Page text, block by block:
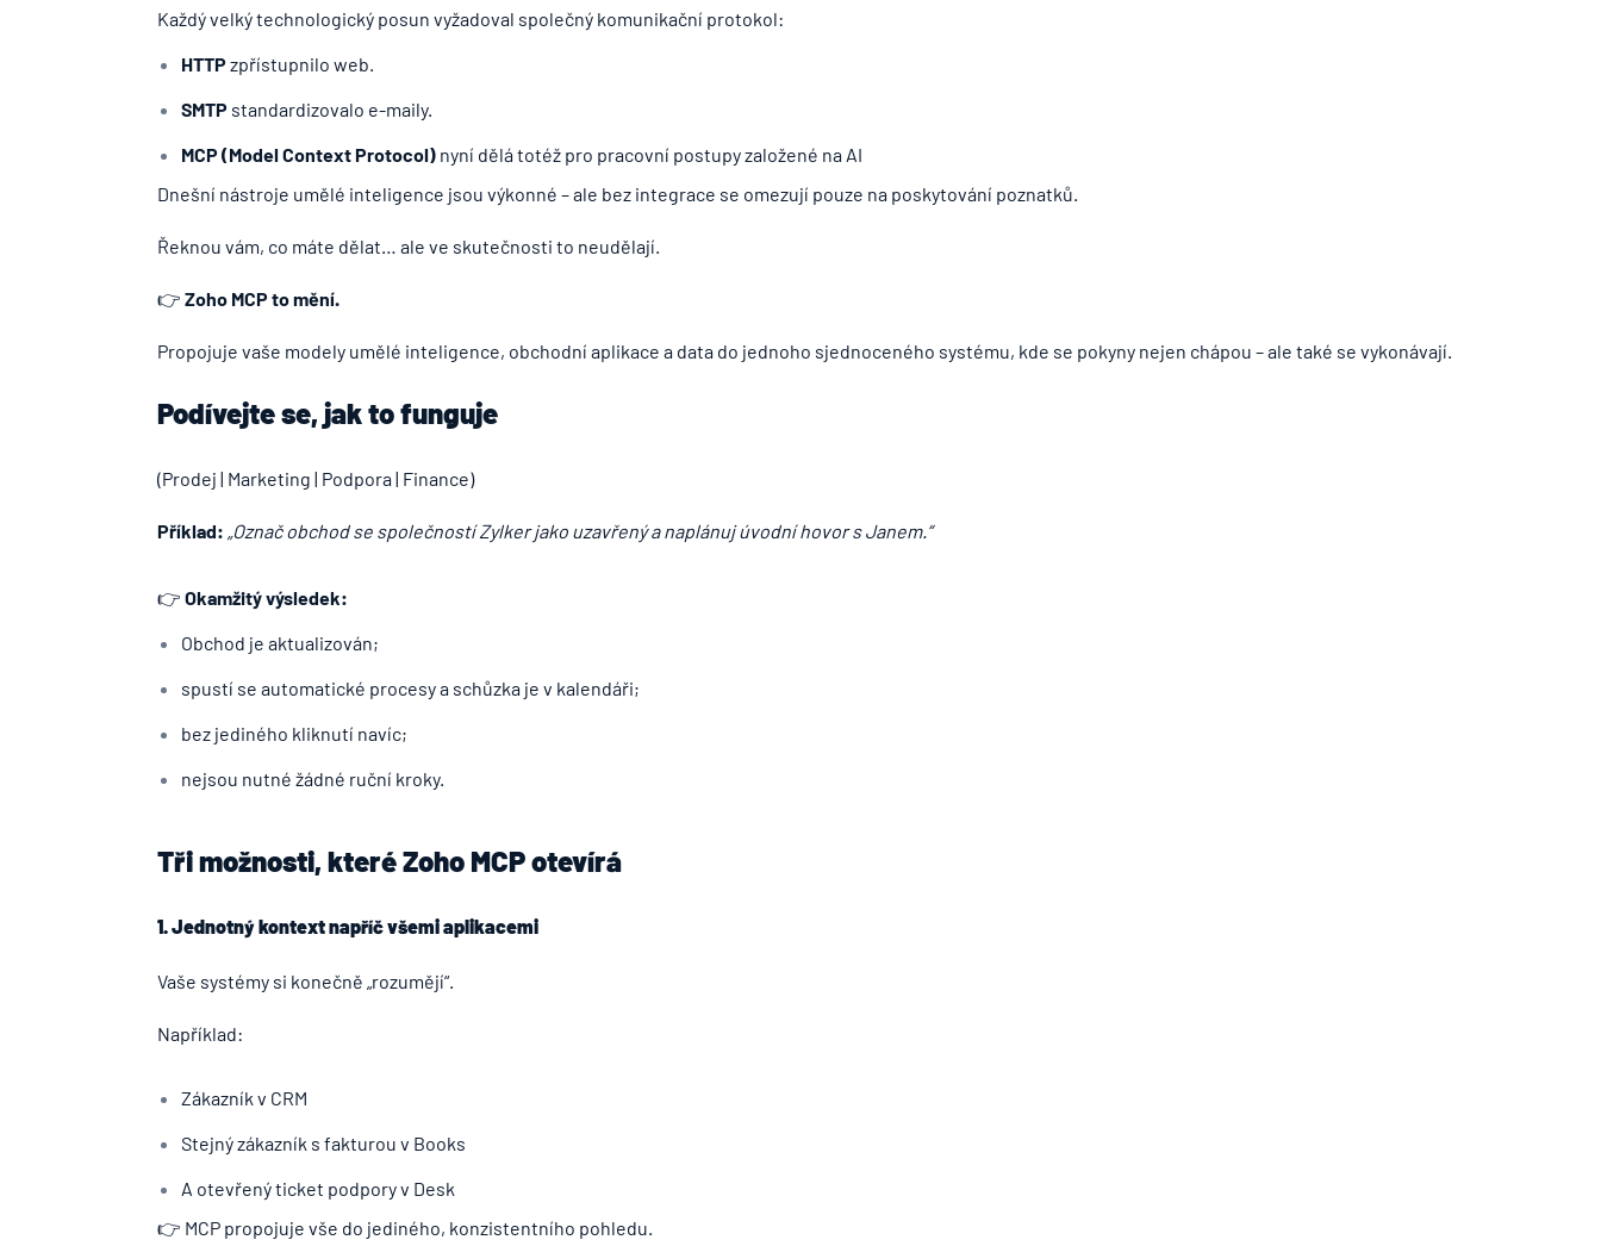
Každý velký technologický posun vyžadoval společný komunikační protokol:
HTTPzpřístupnilo web.
SMTP standardizovalo e-maily.
MCP (Model Context Protocol) nyní dělá totéž pro pracovní postupy založené na AI
Dnešní nástroje umělé inteligence jsou výkonné – ale bez integrace se omezují pouze na poskytování poznatků.
Řeknou vám, co máte dělat… ale ve skutečnosti to neudělají.
👉 Zoho MCP to mění.
Propojuje vaše modely umělé inteligence, obchodní aplikace a data do jednoho sjednoceného systému, kde se pokyny nejen chápou – ale také se vykonávají.
Podívejte se, jak to funguje
(Prodej | Marketing | Podpora | Finance)
Příklad: „Označ obchod se společností Zylker jako uzavřený a naplánuj úvodní hovor s Janem.“
👉 Okamžitý výsledek:
Obchod je aktualizován;
spustí se automatické procesy a schůzka je v kalendáři;
bez jediného kliknutí navíc;
nejsou nutné žádné ruční kroky.
Tři možnosti, které Zoho MCP otevírá
1. Jednotný kontext napříč všemi aplikacemi
Vaše systémy si konečně „rozumějí“.
Například:
Zákazník v CRM
Stejný zákazník s fakturou v Books
A otevřený ticket podpory v Desk
👉 MCP propojuje vše do jediného, konzistentního pohledu.